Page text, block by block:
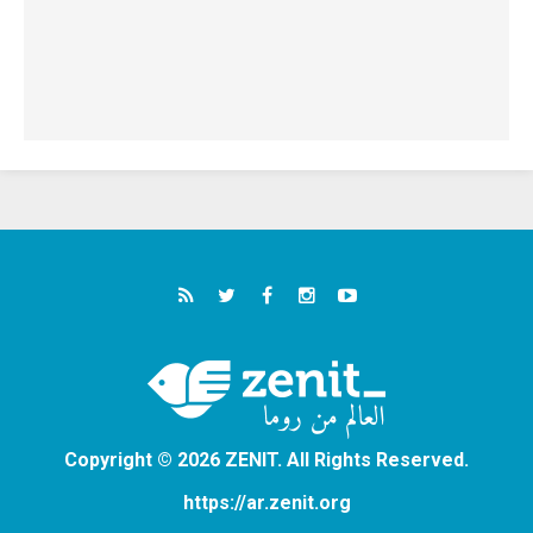
Copyright © 2026 ZENIT. All Rights Reserved.
https://ar.zenit.org